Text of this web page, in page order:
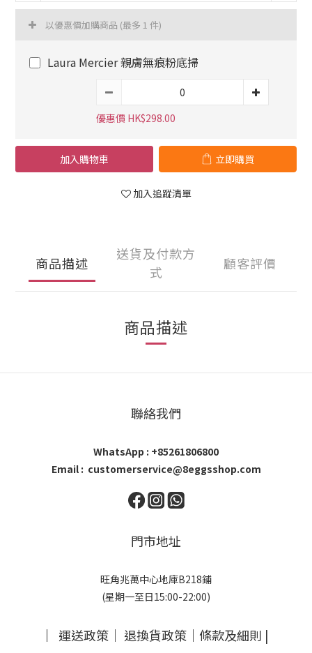
以優惠價加購商品 (最多 1 件)
Laura Mercier 親膚無痕粉底掃
優惠價 HK$298.00
加入購物車 立即購買
加入追蹤清單
商品描述
送貨及付款方
式
顧客評價
商品描述
聯絡我們
WhatsApp : +85261806800
Email : customerservice@8eggsshop.com
門市地址
旺角兆萬中心地庫B218鋪
(星期一至日15:00-22:00)
｜ 運送政策 ｜ 退換貨政策 ｜ 條款及細則 |